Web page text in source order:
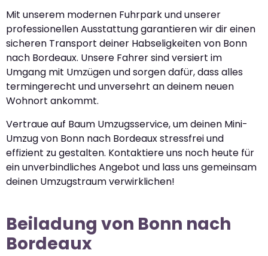
Mit unserem modernen Fuhrpark und unserer
professionellen Ausstattung garantieren wir dir einen
sicheren Transport deiner Habseligkeiten von Bonn
nach Bordeaux. Unsere Fahrer sind versiert im
Umgang mit Umzügen und sorgen dafür, dass alles
termingerecht und unversehrt an deinem neuen
Wohnort ankommt.
Vertraue auf Baum Umzugsservice, um deinen Mini-
Umzug von Bonn nach Bordeaux stressfrei und
effizient zu gestalten. Kontaktiere uns noch heute für
ein unverbindliches Angebot und lass uns gemeinsam
deinen Umzugstraum verwirklichen!
Beiladung von Bonn nach
Bordeaux